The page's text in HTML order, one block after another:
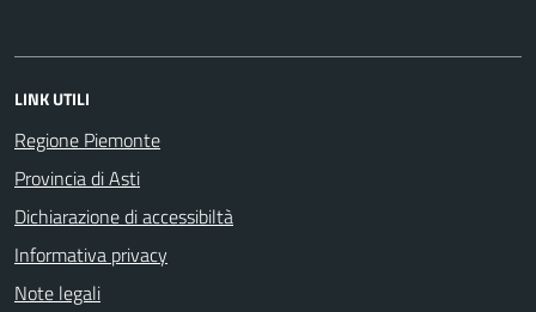
LINK UTILI
Regione Piemonte
Provincia di Asti
Dichiarazione di accessibiltà
Informativa privacy
Note legali